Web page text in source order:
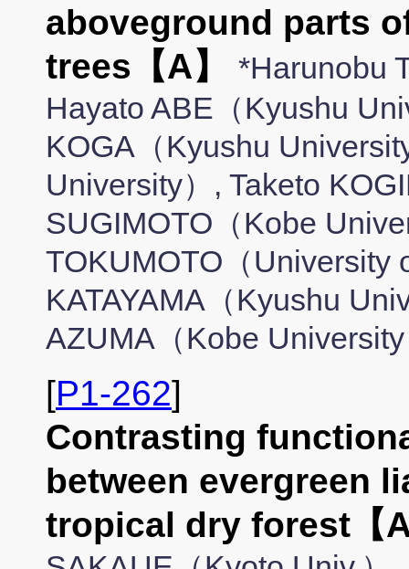
aboveground parts
trees【A】
*Harunobu
Hayato ABE（Kyushu
KOGA（Kyushu
University）, Taketo
SUGIMOTO（Kobe
TOKUMOTO（University
KATAYAMA（Kyushu
AZUMA（Kobe
[P1-262]
Contrasting
between evergreen
tropical dry forest【